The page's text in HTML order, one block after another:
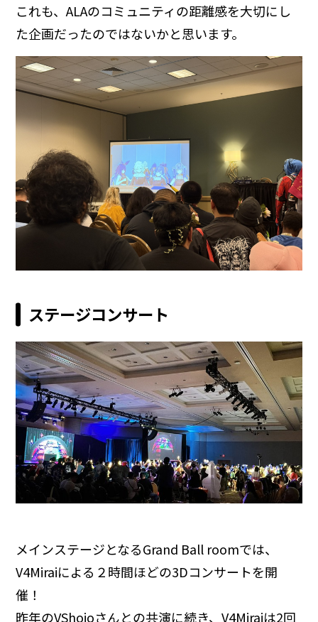
これも、ALAのコミュニティの距離感を大切にし
た企画だったのではないかと思います。
ステージコンサート
メインステージとなるGrand Ball roomでは、
V4Miraiによる２時間ほどの3Dコンサートを開
催！
昨年のVShojoさんとの共演に続き、V4Miraiは2回